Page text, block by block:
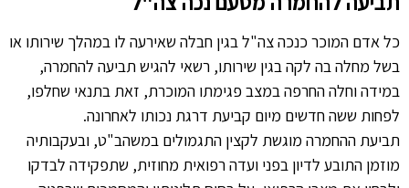
כל אדם המוכר כנכה צה"ל בגין חבלה שאירעה לו במהלך שירותו או
בשל מחלה בה לקה בגין שירותו, רשאי להגיש תביעה להחמרה,
במידה וחלה החרפה במצב פגימתו המוכרת, זאת בתנאי שחלפו,
לפחות ששה חדשים מיום קביעת דרגת נכותו לאחרונה.
תביעת ההחמרה מוגשת לקצין התגמולים במשהב"ט, ובעקבותיה
מוזמן התובע לדיון בפני ועדה רפואית מחוזית, שתפקידה לבדקו